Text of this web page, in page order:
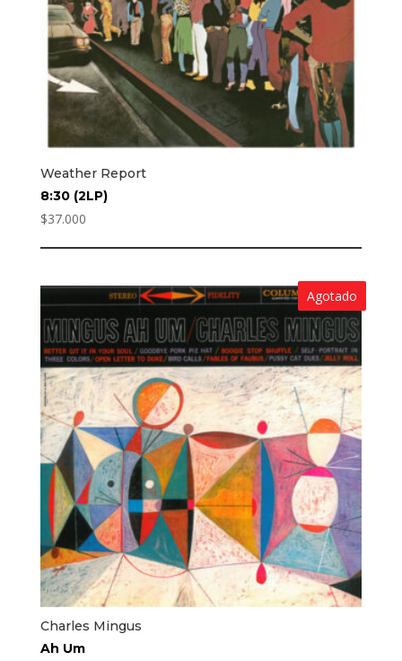
Weather Report
8:30 (2LP)
$37.000
Agotado
Charles Mingus
Ah Um